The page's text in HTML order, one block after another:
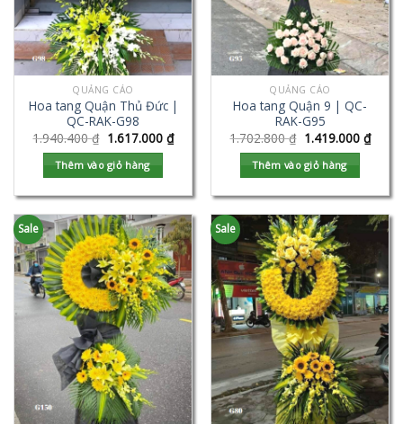
QUẢNG CÁO
Hoa tang Quận Thủ Đức |
QC-RAK-G98
1.940.400₫ 1.617.000 ₫
Thêm vào giỏ hàng
QUẢNG CÁO
Hoa tang Quận 9 | QC-
RAK-G95
1.702.800₫ 1.419.000 ₫
Thêm vào giỏ hàng
Sale Sale